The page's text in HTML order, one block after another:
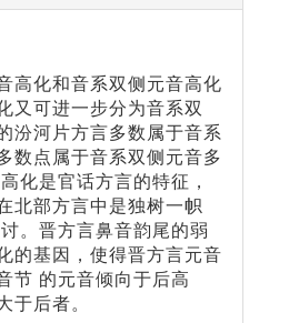
高化和音系双侧元音高化
又可进一步分为音系双
汾河片方言多数属于音系
数点属于音系双侧元音多
化是官话方言的特征，
北部方言中是独树一帜
。晋方言鼻音韵尾的弱
的基因，使得晋方言元音
节 的元音倾向于后高
后者。